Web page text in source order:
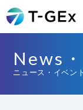
News
ニュース・イベント